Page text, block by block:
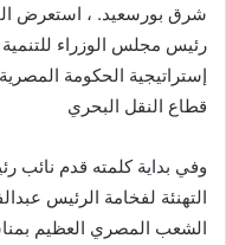
شرق بورسعيد. ، استعرض
رئيس مجلس الوزراء للتنمية
إستراتيجية الحكومة
قطاع النقل البحري
وفي بداية كلمته قدم نائب
التهنئة لفخامة الرئيس
الشعب المصري العظيم